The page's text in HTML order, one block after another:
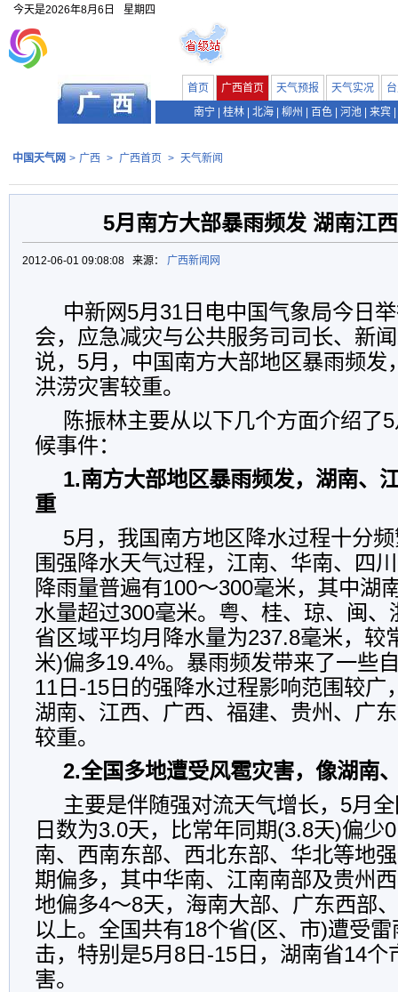
今天是2026年8月6日 星期四
首页 广西首页 天气预报 天气实况
南宁
桂林 北海 柳州 百色 河池 来宾
中国天气网 > 广西 > 广西首页 > 天气新闻
5月南方大部暴雨频发 湖南江
2012-06-01 09:08:08 来源： 广西新闻网
中新网5月31日电中国气象局今日
会，应急减灾与公共服务司司长、新
说，5月，中国南方大部地区暴雨频发
洪涝灾害较重。
陈振林主要从以下几个方面介绍了
候事件：
1.南方大部地区暴雨频发，湖南、
重
5月，我国南方地区降水过程十分
围强降水天气过程，江南、华南、四
降雨量普遍有100～300毫米，其中湖
水量超过300毫米。粤、桂、琼、闽、
省区域平均月降水量为237.8毫米，较
米)偏多19.4%。暴雨频发带来了一些
11日-15日的强降水过程影响范围较广
湖南、江西、广西、福建、贵州、广
较重。
2.全国多地遭受风雹灾害，像湖南
主要是伴随强对流天气增长，5月
日数为3.0天，比常年同期(3.8天)偏少
南、西南东部、西北东部、华北等地
期偏多，其中华南、江南南部及贵州
地偏多4～8天，海南大部、广东西部
以上。全国共有18个省(区、市)遭受
击，特别是5月8日-15日，湖南省14个
害。